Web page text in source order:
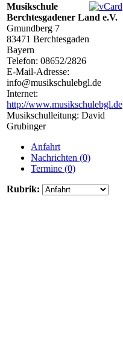
Musikschule
Berchtesgadener Land e.V.
Gmundberg 7
83471 Berchtesgaden
Bayern
Telefon: 08652/2826
E-Mail-Adresse:
info@musikschulebgl.de
Internet:
http://www.musikschulebgl.de
Musikschulleitung: David
Grubinger
Anfahrt
Nachrichten (0)
Termine (0)
Rubrik: